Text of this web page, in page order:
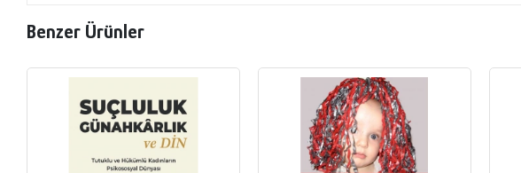
Benzer Ürünler